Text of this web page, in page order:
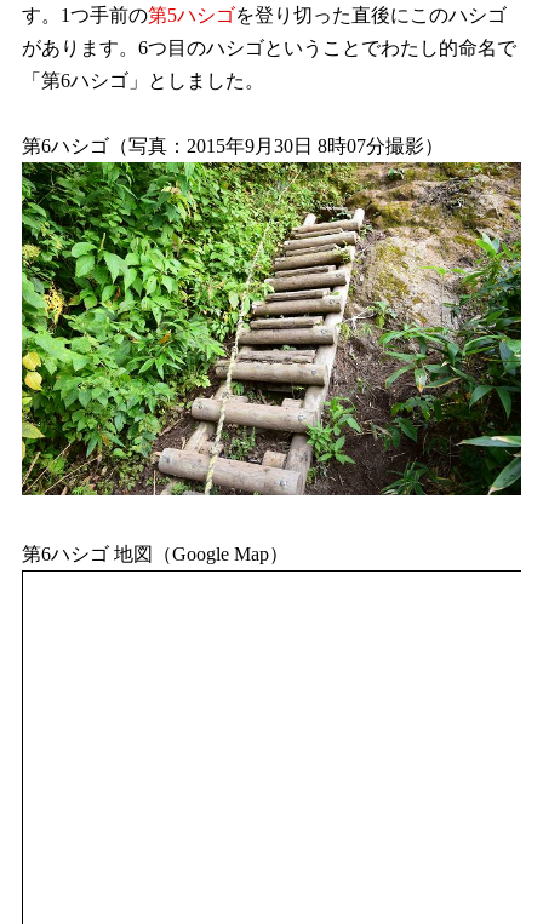
す。1つ手前の第5ハシゴを登り切った直後にこのハシゴ
があります。6つ目のハシゴということでわたし的命名で
「第6ハシゴ」としました。
第6ハシゴ（写真：2015年9月30日 8時07分撮影）
第6ハシゴ 地図（Google Map）